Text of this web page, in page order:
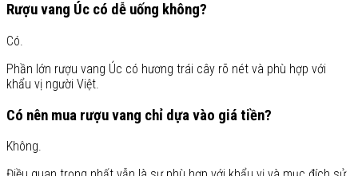
Rượu vang Úc có dễ uống không?
Có.
Phần lớn rượu vang Úc có hương trái cây rõ nét và phù hợp với
khẩu vị người Việt.
Có nên mua rượu vang chỉ dựa vào giá tiền?
Không.